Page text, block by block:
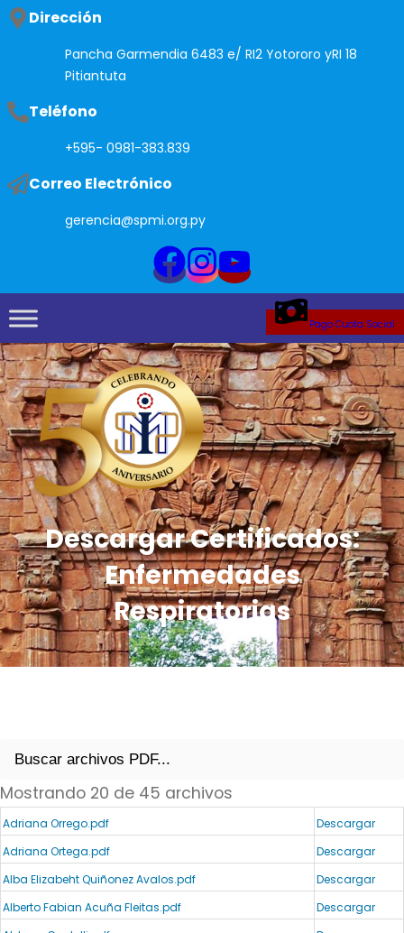
Saltar
contenido
Dirección
Pancha Garmendia 6483 e/ RI2 Yotororo yRI 18
Pitiantuta
Teléfono
+595- 0981-383.839
Correo Electrónico
gerencia@spmi.org.py
Pago Cuota Social
Descargar Certificados:
Enfermedades
Respiratorias
Mostrando 20 de 45 archivos
Adriana Orrego.pdf
Descargar
Adriana Ortega.pdf
Descargar
Alba Elizabeht Quiñonez Avalos.pdf
Descargar
Alberto Fabian Acuña Fleitas.pdf
Descargar